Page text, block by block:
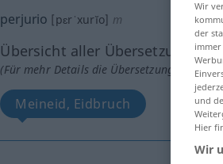
perjurio [pɛrˈxurĭo] m
Übersicht aller Übersetzungen
(Für mehr Details die Übersetzung
Meineid, Eidbruch
Wir
der
und
Hier
Wir